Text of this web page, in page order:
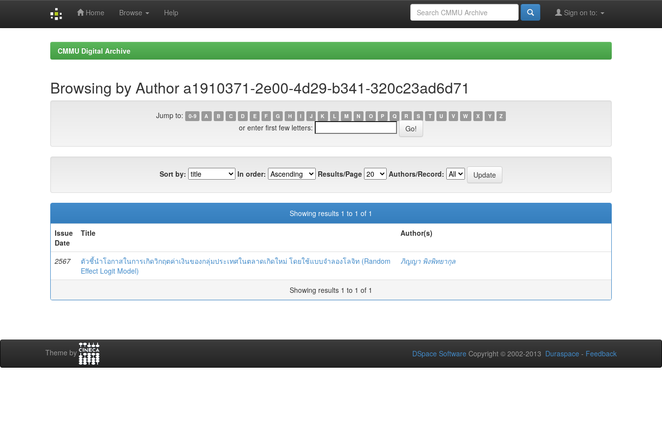
Home Browse Help Sign on to:
CMMU Digital Archive
Browsing by Author a1910371-2e00-4d29-b341-320c23ad6d71
Jump to: 0-9 A B C D E F G H I J K L M N O P Q R S T U V W X Y Z
or enter first few letters:
Sort by: In order: Results/Page Authors/Record:
Showing results 1 to 1 of 1
Issue
Date
Title Author(s)
2567
ตัวชี้นำโอกาสในการเกิดวิกฤตค่าเงินของกลุ่มประเทศในตลาดเกิดใหม่ โดยใช้แบบจำลองโลจิท (Random
Effect Logit Model)
ภิญญา พิงพิทยากุล
Showing results 1 to 1 of 1
Theme by DSpace Software Copyright © 2002-2013 Duraspace - Feedback